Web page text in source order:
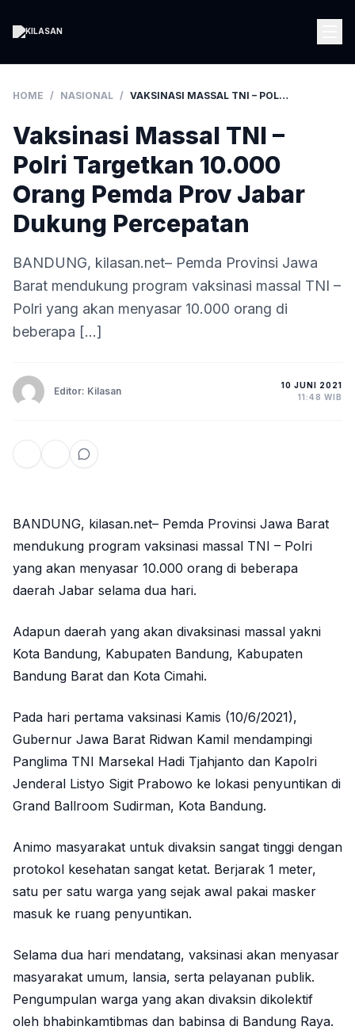
HOME / NASIONAL / VAKSINASI MASSAL TNI – POLRI TARGETKAN 10.000 ORANG PEMDA PROV JABAR DUKUNG PERCEPATAN
Vaksinasi Massal TNI –
Polri Targetkan 10.000
Orang Pemda Prov Jabar
Dukung Percepatan
BANDUNG, kilasan.net– Pemda Provinsi Jawa
Barat mendukung program vaksinasi massal TNI –
Polri yang akan menyasar 10.000 orang di
beberapa […]
Editor: Kilasan
10 JUNI 2021
11:48 WIB
BANDUNG, kilasan.net– Pemda Provinsi Jawa Barat
mendukung program vaksinasi massal TNI – Polri
yang akan menyasar 10.000 orang di beberapa
daerah Jabar selama dua hari.
Adapun daerah yang akan divaksinasi massal yakni
Kota Bandung, Kabupaten Bandung, Kabupaten
Bandung Barat dan Kota Cimahi.
Pada hari pertama vaksinasi Kamis (10/6/2021),
Gubernur Jawa Barat Ridwan Kamil mendampingi
Panglima TNI Marsekal Hadi Tjahjanto dan Kapolri
Jenderal Listyo Sigit Prabowo ke lokasi penyuntikan di
Grand Ballroom Sudirman, Kota Bandung.
Animo masyarakat untuk divaksin sangat tinggi dengan
protokol kesehatan sangat ketat. Berjarak 1 meter,
satu per satu warga yang sejak awal pakai masker
masuk ke ruang penyuntikan.
Selama dua hari mendatang, vaksinasi akan menyasar
masyarakat umum, lansia, serta pelayanan publik.
Pengumpulan warga yang akan divaksin dikolektif
oleh bhabinkamtibmas dan babinsa di Bandung Raya.